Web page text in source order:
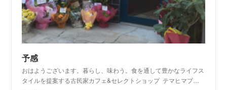
予感
おはようございます。暮らし、味わう。食を通して豊かなライフス
タイルを提案する古民家カフェ&セレクトショップ テマヒマプ…